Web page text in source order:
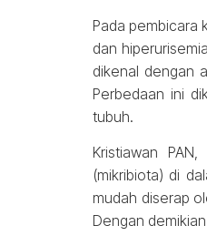
Pada pembicara
dan
dikenal dengan
Perbedaan ini
tubuh.
Kristiawan
(mikribiota) di
mudah diserap
Dengan